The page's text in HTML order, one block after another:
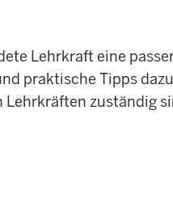
Lehrkraft eine
praktische Tipps
Lehrkräften zuständig